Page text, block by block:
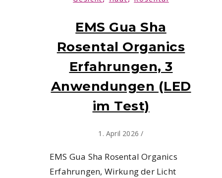
EMS Gua Sha
Rosental Organics
Erfahrungen, 3
Anwendungen (LED
im Test)
1. April 2026 /
EMS Gua Sha Rosental Organics
Erfahrungen, Wirkung der Licht